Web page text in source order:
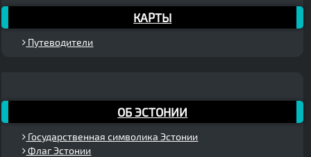
КАРТЫ
Путеводители
ОБ ЭСТОНИИ
Государственная символика Эстонии
Флаг Эстонии